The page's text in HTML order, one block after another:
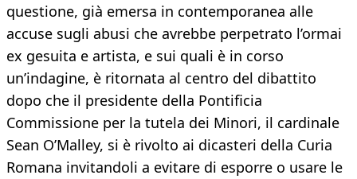
questione, già emersa in contemporanea alle
accuse sugli abusi che avrebbe perpetrato l’ormai
ex gesuita e artista, e sui quali è in corso
un’indagine, è ritornata al centro del dibattito
dopo che il presidente della Pontificia
Commissione per la tutela dei Minori, il cardinale
Sean O’Malley, si è rivolto ai dicasteri della Curia
Romana invitandoli a evitare di esporre o usare le